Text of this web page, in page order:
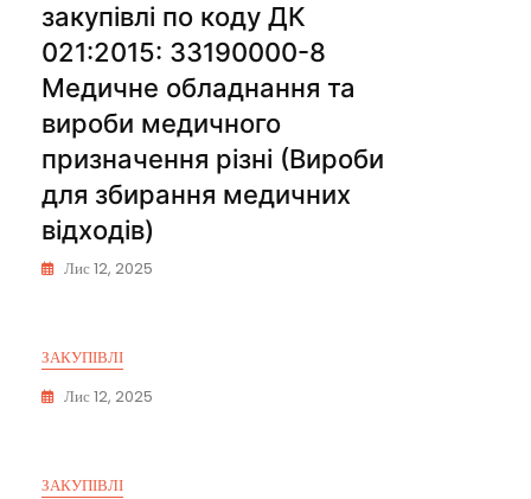
закупівлі по коду ДК
021:2015: 33190000-8
Медичне обладнання та
вироби медичного
призначення різні (Вироби
для збирання медичних
відходів)
Лис 12, 2025
ЗАКУПІВЛІ
Лис 12, 2025
ЗАКУПІВЛІ